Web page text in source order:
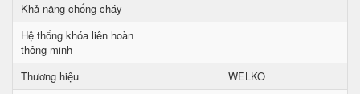
Khả năng chống cháy
Hệ thống khóa liên hoàn
thông minh
Thương hiệu
WELKO